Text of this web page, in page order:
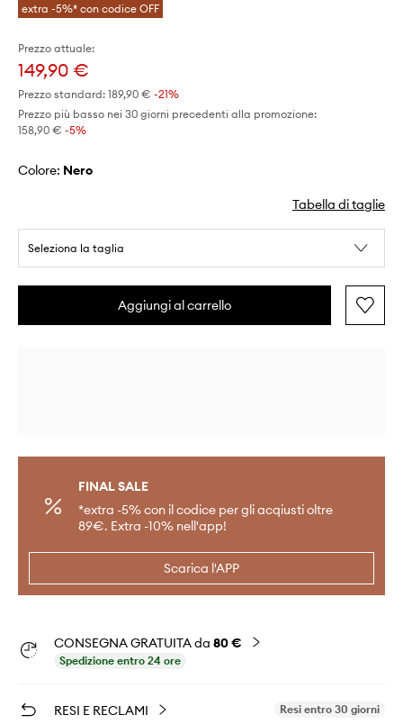
extra -5%* con codice OFF
Prezzo attuale:
149,90 €
Prezzo standard: 189,90 € -21%
Prezzo più basso nei 30 giorni precedenti alla promozione:
158,90 € -5%
Colore: nero
Tabella di taglie
Seleziona la taglia
Aggiungi al carrello
FINAL SALE
*extra -5% con il codice per gli acqiusti oltre
89€. Extra -10% nell'app!
Scarica l'APP
CONSEGNA GRATUITA da 80 €
Spedizione entro 24 ore
RESI E RECLAMI Resi entro 30 giorni